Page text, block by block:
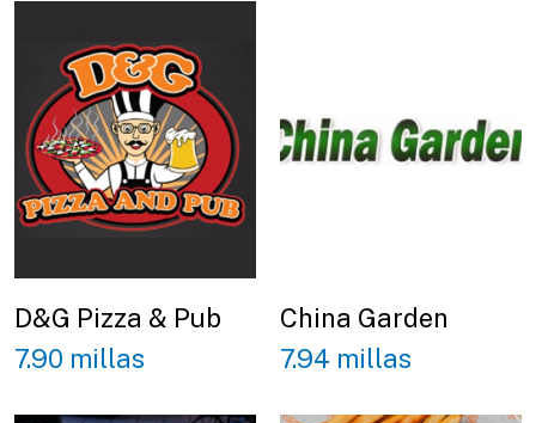
D&G Pizza & Pub
7.90 millas
China Garden
7.94 millas